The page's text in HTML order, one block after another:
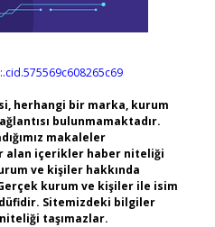
herhangi bir marka, kurum
bulunmamaktadır.
makaleler
alan içerikler haber niteliği
ve kişiler hakkında
kurum ve kişiler ile isim
Sitemizdeki bilgiler
taşımazlar.